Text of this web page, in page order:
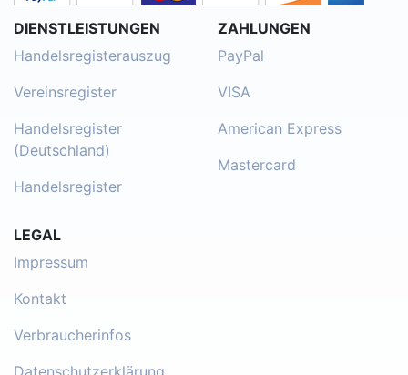
DIENSTLEISTUNGEN
Handelsregisterauszug
Vereinsregister
Handelsregister
(Deutschland)
Handelsregister
ZAHLUNGEN
PayPal
VISA
American Express
Mastercard
LEGAL
Impressum
Kontakt
Verbraucherinfos
Datenschutzerklärung